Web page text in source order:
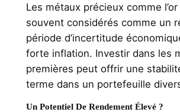
Les métaux précieux comme
souvent considérés comme un
période d’incertitude
forte inflation. Investir dans les
premières peut offrir une
terme dans un portefeuille
Un Potentiel De Rendement Élevé ?